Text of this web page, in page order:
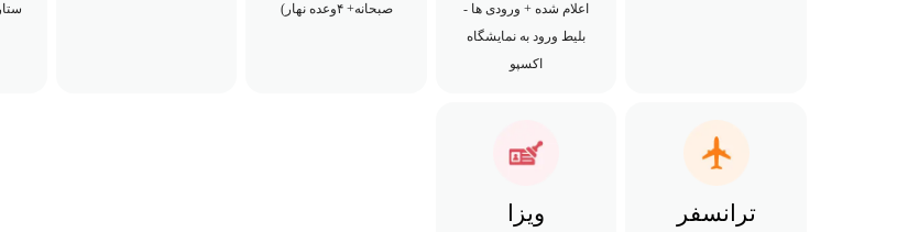
اعلام شده + ورودی ها -
بلیط ورود به نمایشگاه
اکسپو
صبحانه+ ۴وعده نهار)
ترانسفر
ویزا